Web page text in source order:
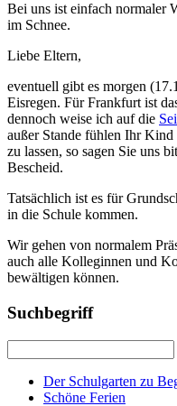
Bei uns ist einfach normaler
im Schnee.
Liebe Eltern,
eventuell gibt es morgen
Eisregen. Für Frankfurt ist
dennoch weise ich auf die
außer Stande fühlen Ihr
zu lassen, so sagen Sie uns
Bescheid.
Tatsächlich ist es für
in die Schule kommen.
Wir gehen von normalem
auch alle Kolleginnen und
bewältigen können.
Suchbegriff
Der Schulgarten zu
Schöne Ferien